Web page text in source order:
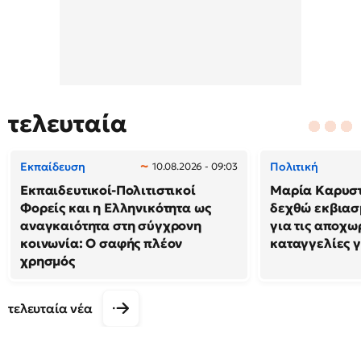
τελευταία
Εκπαίδευση 10.08.2026 - 09:03
Εκπαιδευτικοί-Πολιτιστικοί
Φορείς και η Ελληνικότητα ως
αναγκαιότητα στη σύγχρονη
κοινωνία: Ο σαφής πλέον
χρησμός
Πολιτική
Μαρία
δεχθώ
για τις
καταγγελίες
τελευταία νέα